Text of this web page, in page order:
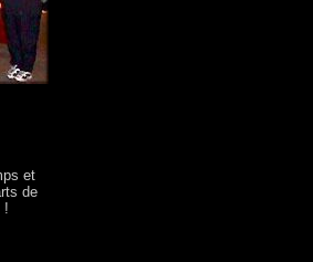
et
de
!